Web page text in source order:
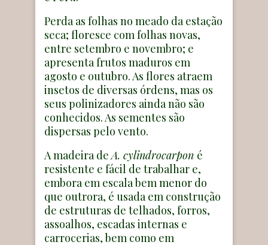
Perda as folhas no meado da estação
seca; floresce com folhas novas,
entre setembro e novembro; e
apresenta frutos maduros em
agosto e outubro. As flores atraem
insetos de diversas órdens, mas os
seus polinizadores ainda não são
conhecidos. As sementes são
dispersas pelo vento.
A madeira deA. cylindrocarpon é
resistente e fácil de trabalhar e,
embora em escala bem menor do
que outrora, é usada em construção
de estruturas de telhados, forros,
assoalhos, escadas internas e
carrocerias, bem como em